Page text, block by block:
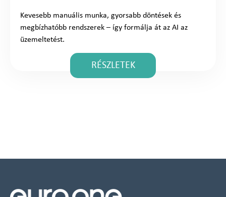
Kevesebb manuális munka, gyorsabb döntések és
megbízhatóbb rendszerek – így formálja át az AI az
üzemeltetést.
RÉSZLETEK